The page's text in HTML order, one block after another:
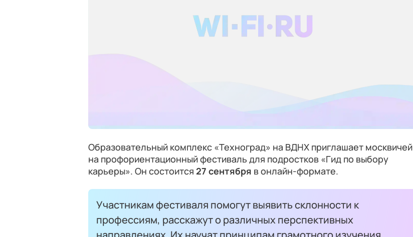
Образовательный комплекс «Техноград» на ВДНХ приглашает москвичей
на профориентационный фестиваль для подростков «Гид по выбору
карьеры». Он состоится 27 сентября в онлайн-формате.
Участникам фестиваля помогут выявить склонности к
профессиям, расскажут о различных перспективных